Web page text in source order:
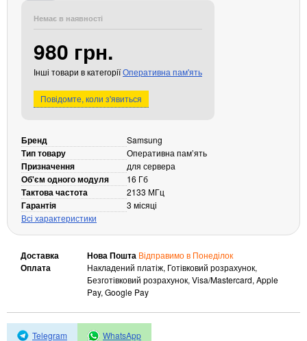
Аксесуари
Фильтри та стабілізатори
Павербанки
Кабелі, роз'єми, перехідники
Аксесуари для ноутбуків
Зовнішні блоки живлення
Периферійні пристрої
Монітори
Клавіатури, миші, комплекти
Відеоспостереження
Автономне живлення
Автоматичні вимикачі
Акумулятори для ДБЖ
Немає в наявності
980 грн.
Інші товари в категоріїОперативна пам'ять
Повідомте, коли з'явиться
Бренд Samsung
Тип товару Оперативна памʼять
Призначення для сервера
Об'єм одного модуля 16 Гб
Тактова частота 2133 МГц
Гарантія
3 місяці
Всі характеристики
Доставка Нова Пошта Відправимо в Понеділок
Оплата
Накладений платіж, Готівковий розрахунок,
Безготівковий розрахунок, Visa/Mastercard, Apple
Pay, Google Pay
Telegram WhatsApp